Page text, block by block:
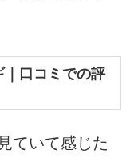
｜口コミでの評
ていて感じた